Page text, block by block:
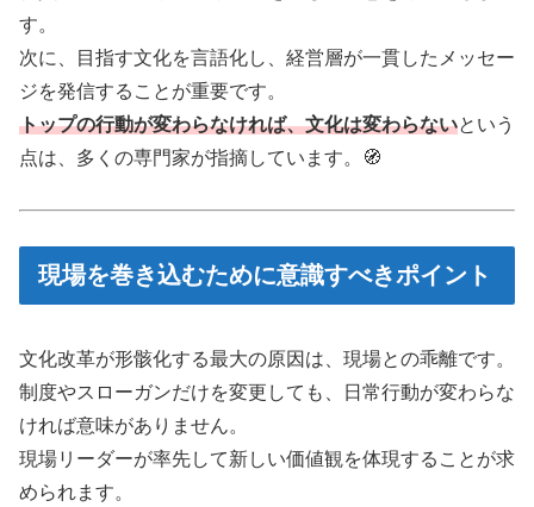
す。
次に、目指す文化を言語化し、経営層が一貫したメッセー
ジを発信することが重要です。
トップの行動が変わらなければ、文化は変わらないという
点は、多くの専門家が指摘しています。🧭
現場を巻き込むために意識すべきポイント
文化改革が形骸化する最大の原因は、現場との乖離です。
制度やスローガンだけを変更しても、日常行動が変わらな
ければ意味がありません。
現場リーダーが率先して新しい価値観を体現することが求
められます。